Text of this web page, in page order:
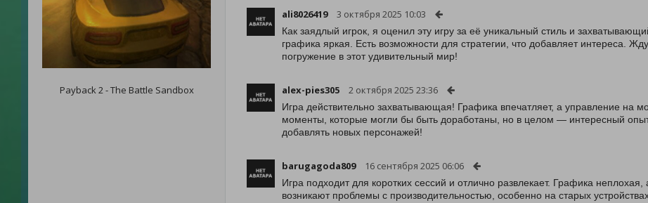
Payback 2 - The Battle Sandbox
ali8026419 3 октября 2025 10:03
Как заядлый игрок, я оценил эту игру за её уникальный стиль и
графика яркая. Есть возможности для стратегии, что добавляет интереса.
погружение в этот удивительный мир!
alex-pies305 2 октября 2025 23:36
Игра действительно захватывающая! Графика впечатляет, а управление на
моменты, которые могли бы быть доработаны, но в целом — интересный
добавлять новых персонажей!
barugagoda809 16 сентября 2025 06:06
Игра подходит для коротких сессий и отлично развлекает. Графика
возникают проблемы с производительностью, особенно на старых